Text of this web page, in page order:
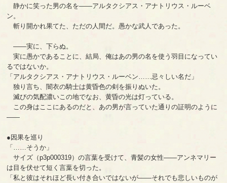
静かに笑った男の名を――アルタクシアス・アナトリウス・ルーベ
ン。
斬り開かれ果てた、ただの人間だ。愚かな武人であった。
――実に、下らぬ。
実に愚かであることに、結局、俺はあの男の名を使う羽目になってい
るではないか。
「アルタクシアス・アナトリウス・ルーベン……忌々しい名だ」
独り言ち、闇衣の騎士は黄昏色の剣を振りぬいた。
滅びの気配濃いこの地でなお、黄昏の光は灯っている。
この身はここにあるのだと、あの男が言っていた通りの証明のように
――
●因果を巡り
「……そうか」
サイズ（p3p000319）の言葉を受けて、青髪の女性――アンネマリー
は目を伏せて短く言葉を切った。
「私と彼はそれほど長い付き合いではないが――それでも悲しいものが